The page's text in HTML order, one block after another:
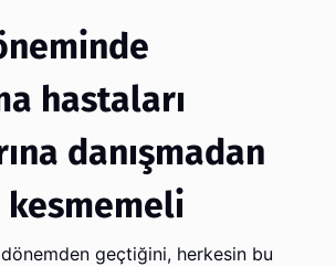
hastaları
danışmadan
kesmemeli
geçtiğini, herkesin bu